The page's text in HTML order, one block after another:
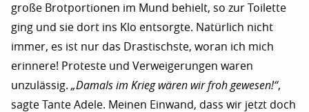
große Brotportionen im Mund behielt, so zur Toilette
ging und sie dort ins Klo entsorgte. Natürlich nicht
immer, es ist nur das Drastischste, woran ich mich
erinnere! Proteste und Verweigerungen waren
unzulässig. „Damals im Krieg wären wir froh gewesen!“,
sagte Tante Adele. Meinen Einwand, dass wir jetzt doch